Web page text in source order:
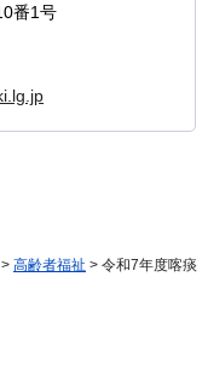
番1号
> 高齢者福祉 > 令和7年度喀痰